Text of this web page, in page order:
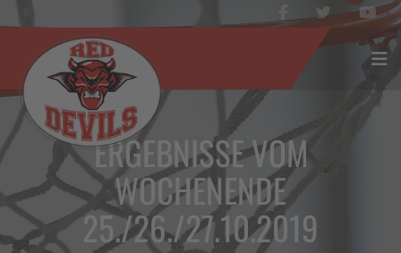
ERGEBNISSE VOM
WOCHENENDE
25./26./27.10.2019